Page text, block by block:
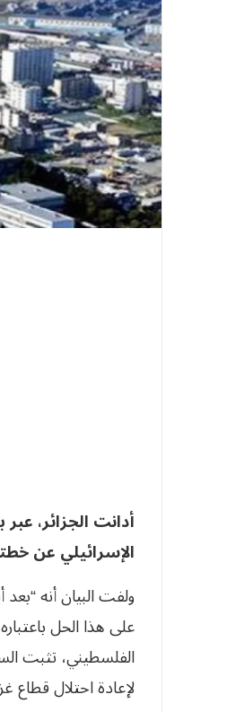
الإسرائيلي عن
ولفت البيان أنه
على هذا الحل
الفلسطيني، تثبت
لإعادة احتلال قطاع